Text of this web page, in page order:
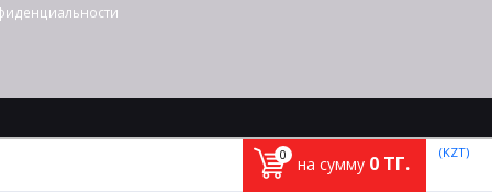
0 на сумму 0 ТГ. (KZT)